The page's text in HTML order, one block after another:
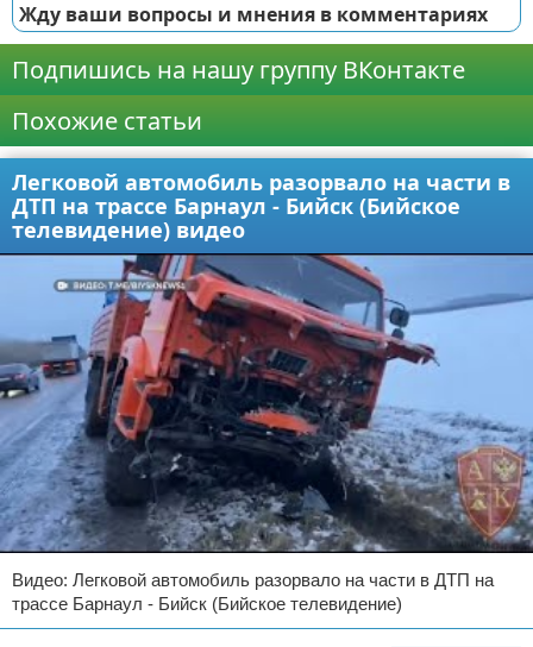
Жду ваши вопросы и мнения в комментариях
Подпишись на нашу группу ВКонтакте
Похожие статьи
Легковой автомобиль разорвало на части в
ДТП на трассе Барнаул - Бийск (Бийское
телевидение) видео
Видео: Легковой автомобиль разорвало на части в ДТП на
трассе Барнаул - Бийск (Бийское телевидение)